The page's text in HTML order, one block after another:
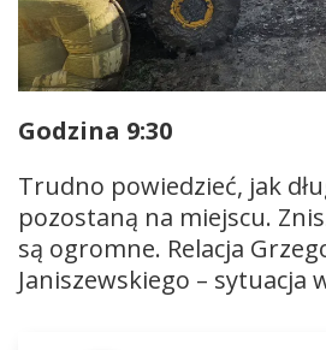
Godzina 9:30
Trudno powiedzieć, jak
pozostaną na miejscu.
są ogromne. Relacja
Janiszewskiego – sytuacja